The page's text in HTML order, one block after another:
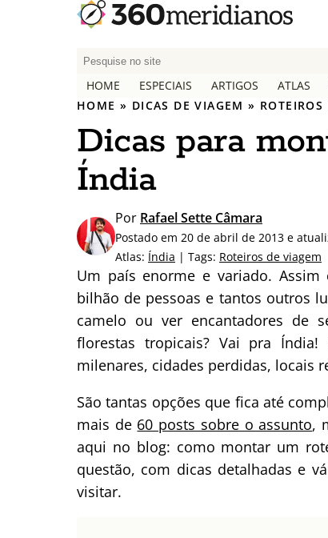
P
q
u
i
s
a
p
o
r
:
HOME ESPECIAIS ARTIGOS ATLAS
HOME » DICAS DE VIAGEM »
Dicas para
Índia
Por Rafael Sette Câmara
Postado em 20 de abril de 2013 e
Atlas: Índia | Tags: Roteiros de viagem
Um país enorme e variado.
bilhão de pessoas e tantos outros
camelo ou ver encantadores de
florestas tropicais? Vai pra
milenares, cidades perdidas, locais
São tantas opções que fica até
mais de 60 posts sobre o assunto,
aqui no blog: como montar um
questão, com dicas detalhadas e
visitar.